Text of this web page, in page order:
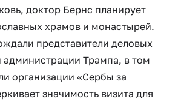
доктор Бернс планирует
храмов и монастырей.
представители деловых
администрации Трампа, в том
организации «Сербы за
значимость визита для